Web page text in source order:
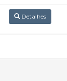
Detalhes